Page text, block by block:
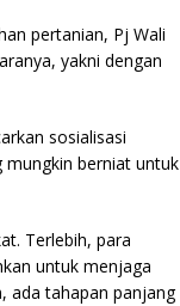
pertanian, Pj Wali
yakni dengan
sosialisasi
mungkin berniat untuk
Terlebih, para
untuk menjaga
ada tahapan panjang